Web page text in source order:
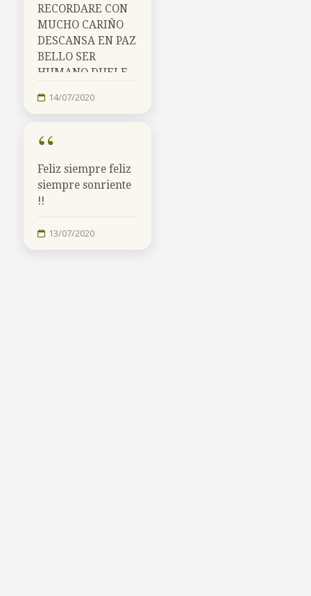
RECORDARE CON
MUCHO CARIÑO
DESCANSA EN PAZ
BELLO SER
HUMANO DUELE
PARTIDA
14/07/2020
“
Feliz siempre feliz
siempre sonriente
!!
13/07/2020